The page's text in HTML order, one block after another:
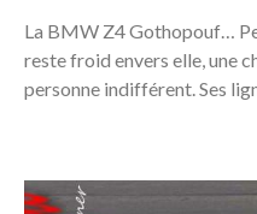
La BMW Z4 Gothopouf…
reste froid envers elle, une
personne indifférent. Ses